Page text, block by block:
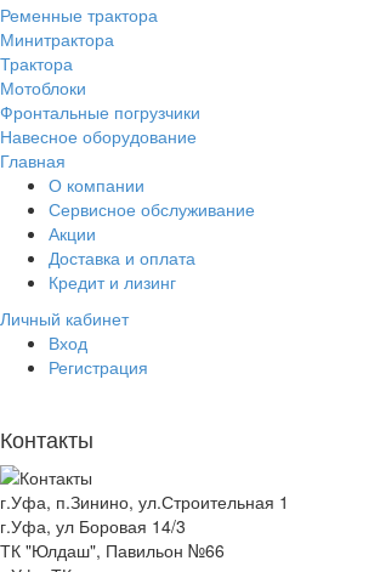
Ременные трактора
Минитрактора
Трактора
Мотоблоки
Фронтальные погрузчики
Навесное оборудование
Главная
О компании
Сервисное обслуживание
Акции
Доставка и оплата
Кредит и лизинг
Личный кабинет
Вход
Регистрация
Контакты
г.Уфа, п.Зинино, ул.Строительная 1
г.Уфа, ул Боровая 14/3
ТК "Юлдаш", Павильон №66